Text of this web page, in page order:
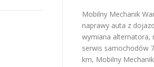
Mobilny Mechanik
naprawy auta z
wymiana alternatora,
serwis samochodów
km, Mobilny